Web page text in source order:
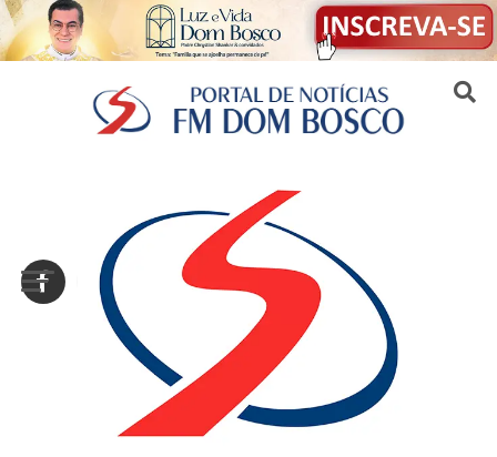
Sair da versão mobile